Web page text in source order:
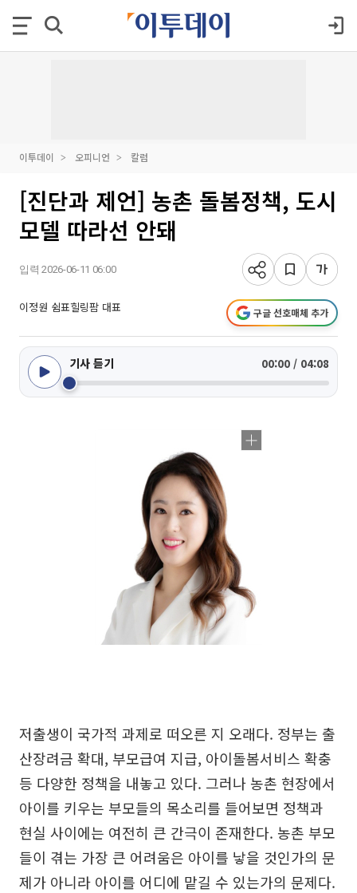
이투데이 오피니언 칼럼
[진단과 제언] 농촌 돌봄정책, 도시
모델 따라선 안돼
입력 2026-06-11 06:00
이정원 쉼표힐링팜 대표 구글 선호매체 추가
기사 듣기 00:00 / 04:08
저출생이 국가적 과제로 떠오른 지 오래다. 정부는 출
산장려금 확대, 부모급여 지급, 아이돌봄서비스 확충
등 다양한 정책을 내놓고 있다. 그러나 농촌 현장에서
아이를 키우는 부모들의 목소리를 들어보면 정책과
현실 사이에는 여전히 큰 간극이 존재한다. 농촌 부모
들이 겪는 가장 큰 어려움은 아이를 낳을 것인가의 문
제가 아니라 아이를 어디에 맡길 수 있는가의 문제다.